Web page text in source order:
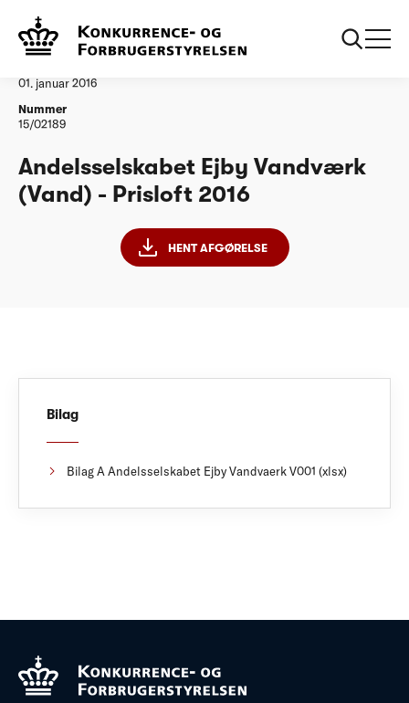
Vandtilsyn
01. januar 2016
Nummer
15/02189
Andelsselskabet Ejby Vandværk
(Vand) - Prisloft 2016
HENT AFGØRELSE
Bilag
Bilag A Andelsselskabet Ejby Vandvaerk V001 (xlsx)